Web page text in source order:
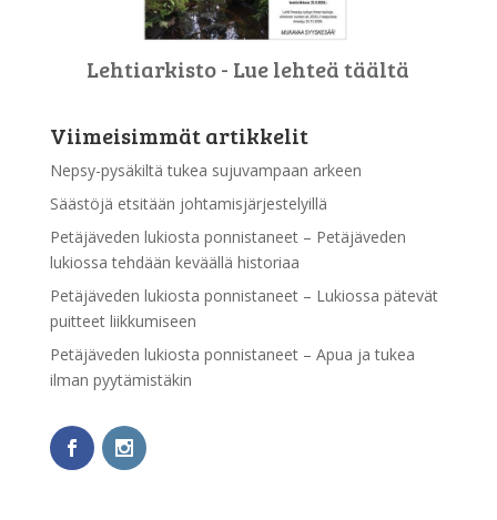
Lehtiarkisto - Lue lehteä täältä
Viimeisimmät artikkelit
Nepsy-pysäkiltä tukea sujuvampaan arkeen
Säästöjä etsitään johtamisjärjestelyillä
Petäjäveden lukiosta ponnistaneet – Petäjäveden
lukiossa tehdään keväällä historiaa
Petäjäveden lukiosta ponnistaneet – Lukiossa pätevät
puitteet liikkumiseen
Petäjäveden lukiosta ponnistaneet – Apua ja tukea
ilman pyytämistäkin